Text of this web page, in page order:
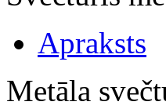
Apraksts
Metāla